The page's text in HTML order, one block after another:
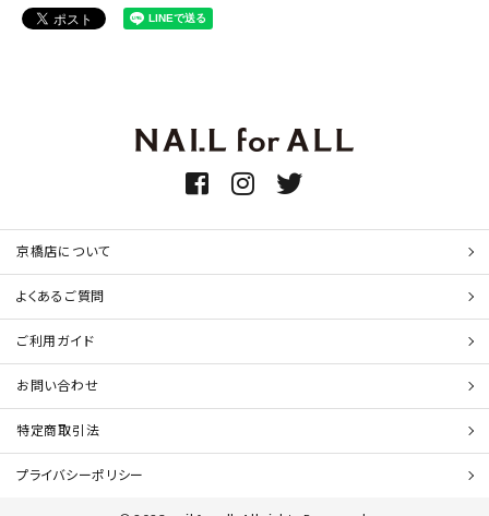
京橋店について
よくあるご質問
ご利用ガイド
お問い合わせ
特定商取引法
プライバシーポリシー